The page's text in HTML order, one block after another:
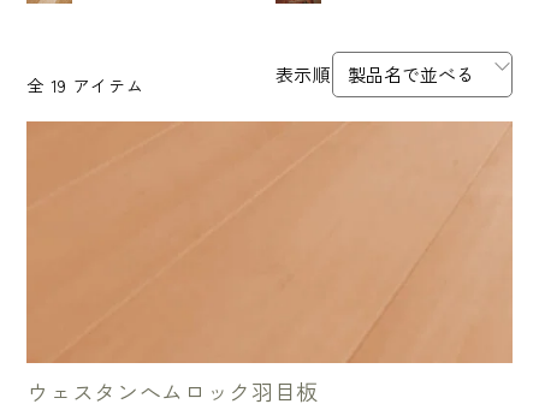
全 19 アイテム
ウェスタンへムロック羽目板